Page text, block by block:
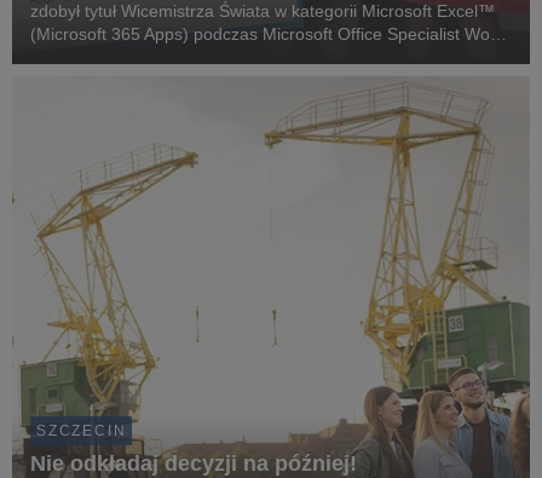
zdobył tytuł Wicemistrza Świata w kategorii Microsoft Excel™
(Microsoft 365 Apps) podczas Microsoft Office Specialist World
SZCZECIN
Nie odkładaj decyzji na później!